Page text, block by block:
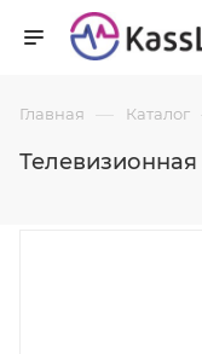
Главная — Каталог
Телевизионная